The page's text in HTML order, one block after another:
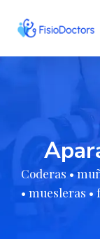
Coderas •
• muesleras •